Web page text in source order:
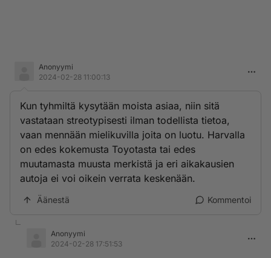
Anonyymi
2024-02-28 11:00:13
Kun tyhmiltä kysytään moista asiaa, niin sitä
vastataan streotypisesti ilman todellista tietoa,
vaan mennään mielikuvilla joita on luotu. Harvalla
on edes kokemusta Toyotasta tai edes
muutamasta muusta merkistä ja eri aikakausien
autoja ei voi oikein verrata keskenään.
Äänestä Kommentoi
Anonyymi
2024-02-28 17:51:53